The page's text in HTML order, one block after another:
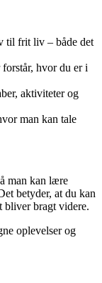
til frit liv – både det
hvor du er i
aktiviteter og
man kan tale
man kan lære
betyder, at du kan
bliver bragt videre.
oplevelser og